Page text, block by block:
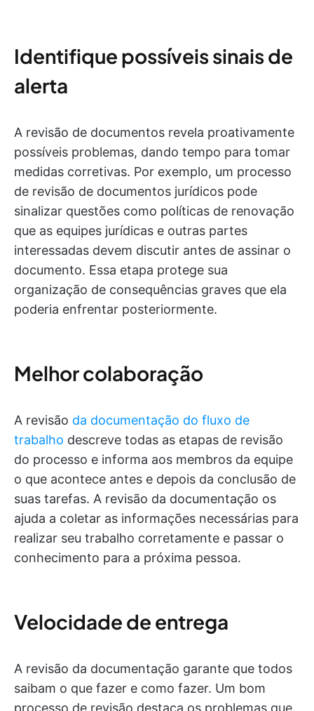
Identifique possíveis sinais de
alerta
A revisão de documentos revela proativamente
possíveis problemas, dando tempo para tomar
medidas corretivas. Por exemplo, um processo
de revisão de documentos jurídicos pode
sinalizar questões como políticas de renovação
que as equipes jurídicas e outras partes
interessadas devem discutir antes de assinar o
documento. Essa etapa protege sua
organização de consequências graves que ela
poderia enfrentar posteriormente.
Melhor colaboração
A revisão da documentação do fluxo de
trabalho descreve todas as etapas de revisão
do processo e informa aos membros da equipe
o que acontece antes e depois da conclusão de
suas tarefas. A revisão da documentação os
ajuda a coletar as informações necessárias para
realizar seu trabalho corretamente e passar o
conhecimento para a próxima pessoa.
Velocidade de entrega
A revisão da documentação garante que todos
saibam o que fazer e como fazer. Um bom
processo de revisão destaca os problemas que